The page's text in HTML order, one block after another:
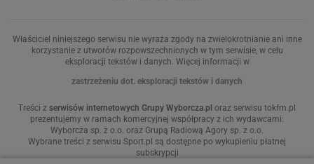
Właściciel niniejszego serwisu nie wyraża zgody na zwielokrotnianie ani inne
korzystanie z utworów rozpowszechnionych w tym serwisie, w celu
eksploracji tekstów i danych. Więcej informacji w
zastrzeżeniu dot. eksploracji tekstów i danych
Treści z serwisów internetowych Grupy Wyborcza.pl oraz serwisu tokfm.pl
prezentujemy w ramach komercyjnej współpracy z ich wydawcami:
Wyborcza sp. z o.o. oraz Grupą Radiową Agory sp. z o.o.
Wybrane treści z serwisu Sport.pl są dostępne po wykupieniu płatnej
subskrypcji